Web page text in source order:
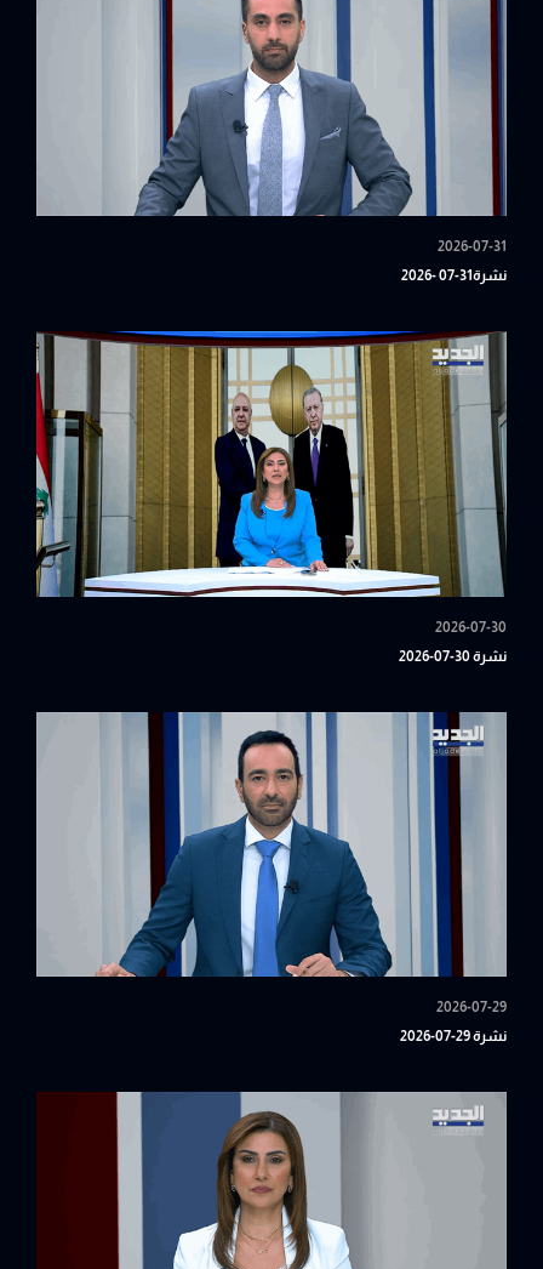
2026-07-31
نشرة31-07 -2026
2026-07-30
نشرة 30-07-2026
2026-07-29
نشرة 29-07-2026